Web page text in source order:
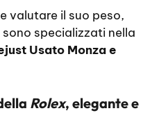
valutare il suo peso,
specializzati nella
Usato Monza e
Rolex, elegante e